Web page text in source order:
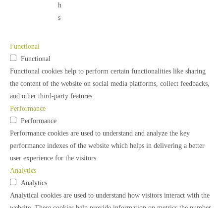
h
s
Functional
Functional
Functional cookies help to perform certain functionalities like sharing
the content of the website on social media platforms, collect feedbacks,
and other third-party features.
Performance
Performance
Performance cookies are used to understand and analyze the key
performance indexes of the website which helps in delivering a better
user experience for the visitors.
Analytics
Analytics
Analytical cookies are used to understand how visitors interact with the